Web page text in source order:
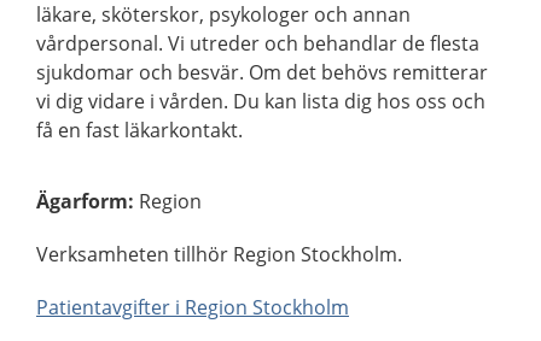
läkare, sköterskor, psykologer och annan
vårdpersonal. Vi utreder och behandlar de flesta
sjukdomar och besvär. Om det behövs remitterar
vi dig vidare i vården. Du kan lista dig hos oss och
få en fast läkarkontakt.
Ägarform: Region
Verksamheten tillhör Region Stockholm.
Patientavgifter i Region Stockholm